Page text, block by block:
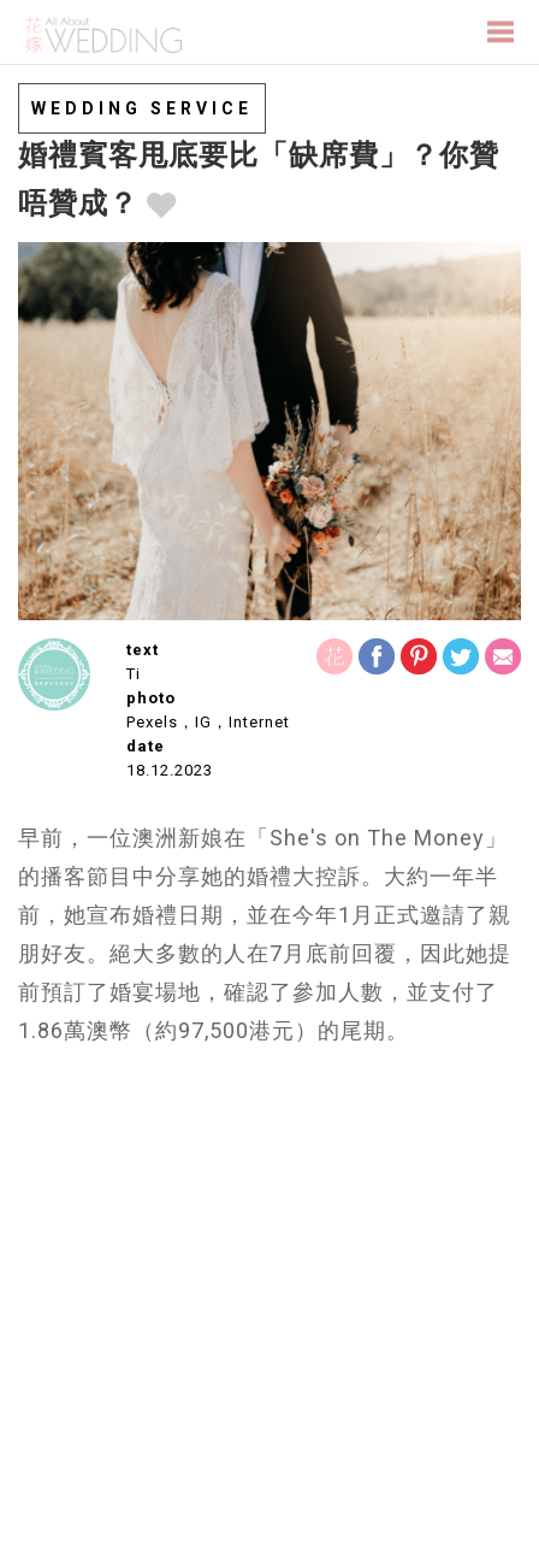
WEDDING SERVICE
婚禮賓客甩底要比「缺席費」？你贊
唔贊成？
text
Ti
photo
Pexels，IG，Internet
date
18.12.2023
早前，一位澳洲新娘在「She's on The Money」
的播客節目中分享她的婚禮大控訴。大約一年半
前，她宣布婚禮日期，並在今年1月正式邀請了親
朋好友。絕大多數的人在7月底前回覆，因此她提
前預訂了婚宴場地，確認了參加人數，並支付了
1.86萬澳幣（約97,500港元）的尾期。